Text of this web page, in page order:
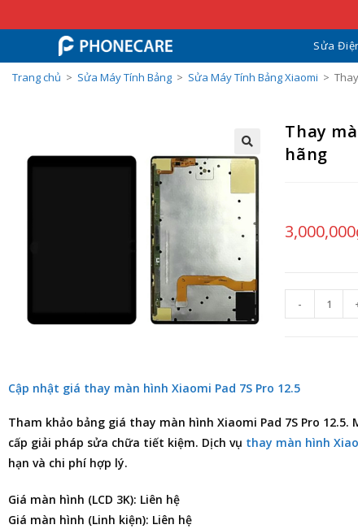
Sửa
Trang chủ > Sửa Máy Tính Bảng > Sửa Máy Tính Bảng Xiaomi >
Thay
hãng
3,000,000
-
Cập nhật giá thay màn hình Xiaomi Pad 7S Pro 12.5
Tham khảo bảng giá thay màn hình Xiaomi Pad 7S Pro 12.5.
cấp giải pháp sửa chữa tiết kiệm. Dịch vụ thay màn hình
hạn và chi phí hợp lý.
Giá màn hình (LCD 3K): Liên hệ
Giá màn hình (Linh kiện): Liên hệ